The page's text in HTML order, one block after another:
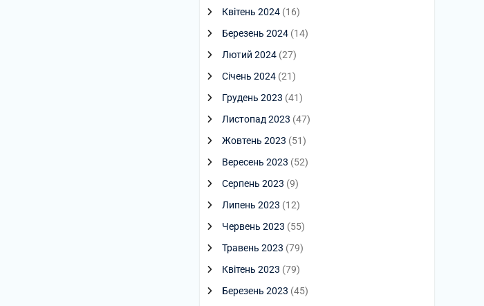
Квітень 2024 (16)
Березень 2024 (14)
Лютий 2024 (27)
Січень 2024 (21)
Грудень 2023 (41)
Листопад 2023 (47)
Жовтень 2023 (51)
Вересень 2023 (52)
Серпень 2023 (9)
Липень 2023 (12)
Червень 2023 (55)
Травень 2023 (79)
Квітень 2023 (79)
Березень 2023 (45)